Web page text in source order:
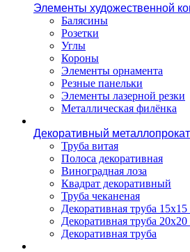
Элементы художественной
Балясины
Розетки
Углы
Короны
Элементы орнамента
Резные панельки
Элементы лазерной резки
Металлическая филёнка
Декоративный металлопрокат
Труба витая
Полоса декоративная
Виноградная лоза
Квадрат декоративный
Труба чеканеная
Декоративная труба
Декоративная труба
Декоративная труба